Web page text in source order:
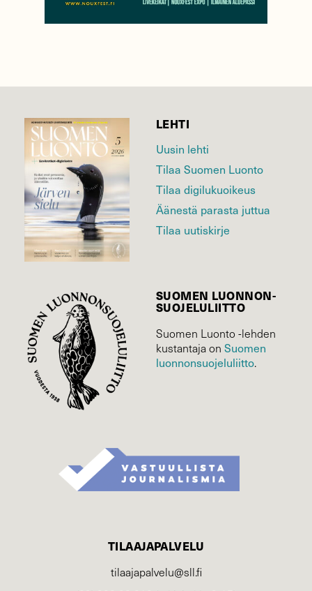
LEHTI
Uusin lehti
Tilaa Suomen Luonto
Tilaa digilukuoikeus
Äänestä parasta juttua
Tilaa uutiskirje
SUOMEN LUONNON­
SUOJELU­LIITTO
Suomen Luonto -lehden
kustantaja on Suomen
luonnonsuojelu­liitto.
TILAAJAPALVELU
tilaajapalvelu@sll.fi